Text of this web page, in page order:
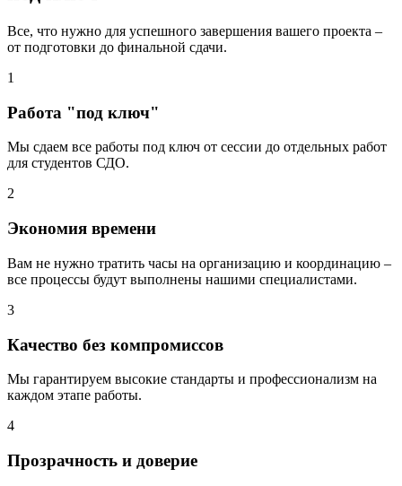
Все, что нужно для успешного завершения вашего проекта –
от подготовки до финальной сдачи.
1
Работа "под ключ"
Мы сдаем все работы под ключ от сессии до отдельных работ
для студентов СДО.
2
Экономия времени
Вам не нужно тратить часы на организацию и координацию –
все процессы будут выполнены нашими специалистами.
3
Качество без компромиссов
Мы гарантируем высокие стандарты и профессионализм на
каждом этапе работы.
4
Прозрачность и доверие